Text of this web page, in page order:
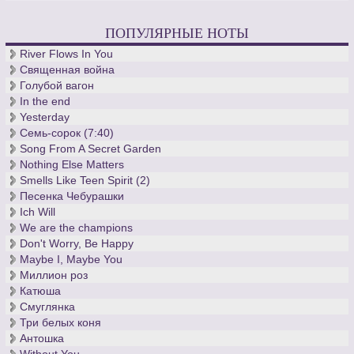
ПОПУЛЯРНЫЕ НОТЫ
River Flows In You
Священная война
Голубой вагон
In the end
Yesterday
Семь-сорок (7:40)
Song From A Secret Garden
Nothing Else Matters
Smells Like Teen Spirit (2)
Песенка Чебурашки
Ich Will
We are the champions
Don't Worry, Be Happy
Maybe I, Maybe You
Миллион роз
Катюша
Смуглянка
Три белых коня
Антошка